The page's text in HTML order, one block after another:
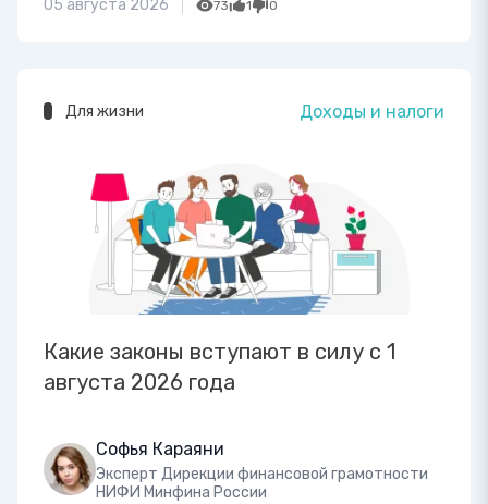
05 августа 2026 73 1 0
Для жизни Доходы и налоги
Какие законы вступают в силу с 1
августа 2026 года
Софья Караяни
Эксперт Дирекции финансовой грамотности
НИФИ Минфина России